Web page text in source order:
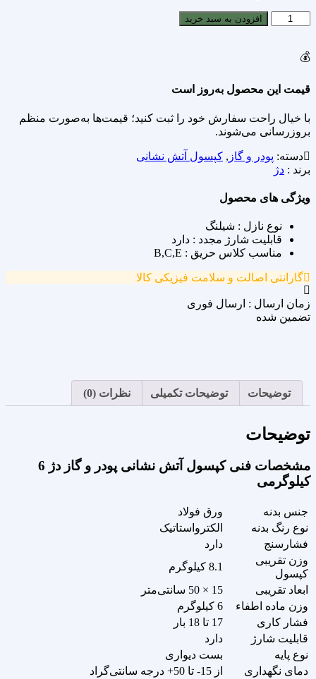
افزودن به سبد خرید
💰
قیمت این محصول به‌روز است
با خیال راحت سفارش خود را ثبت کنید؛ قیمت‌ها به‌صورت منظم
بروزرسانی می‌شوند.
دسته: پودر و گاز , کپسول آتش نشانی
برند : دژ
ویژگی های محصول
نوع نازل : شیلنگ
قابلیت شارژ مجدد : دارد
مناسب کلاس حریق : B,C,E
گارانتی اصالت و سلامت فیزیکی کالا
زمان ارسال : ارسال فوری
تضمین شده
توضیحات توضیحات تکمیلی نظرات (0)
توضیحات
مشخصات فنی کپسول آتش نشانی پودر و گاز دژ 6
کیلوگرمی
جنس بدنه
ورق فولاد
نوع رنگ بدنه
الکترواستاتیک
فشارسنج
دارد
وزن تقریبی
کپسول
8.1 کیلوگرم
ابعاد تقریبی
15 × 50 سانتی‌متر
وزن ماده اطفاء
6 کیلوگرم
فشار کاری
17 تا 18 بار
قابلیت شارژ
دارد
نوع پایه
بست دیواری
دمای نگهداری
از 15- تا 50+ درجه سانتی‌گراد